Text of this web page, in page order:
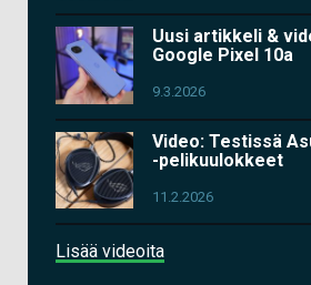
Uusi artikkeli &
Google Pixel 10a
9.3.2026
Video: Testissä
-pelikuulokkeet
11.2.2026
Lisää videoita